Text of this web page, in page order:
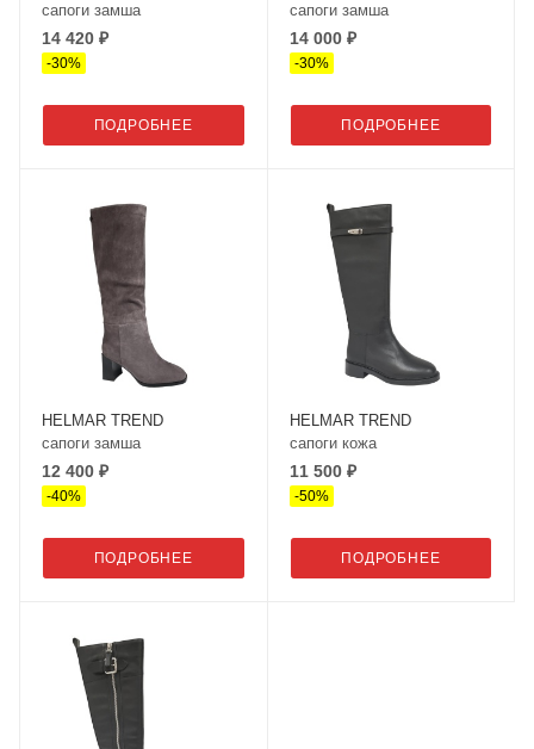
сапоги замша
14 420 ₽
-30%
ПОДРОБНЕЕ
сапоги замша
14 000 ₽
-30%
ПОДРОБНЕЕ
HELMAR TREND
сапоги замша
12 400 ₽
-40%
ПОДРОБНЕЕ
HELMAR TREND
сапоги кожа
11 500 ₽
-50%
ПОДРОБНЕЕ